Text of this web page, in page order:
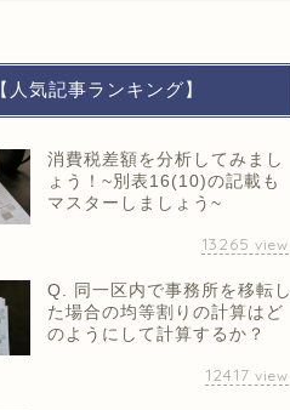
【人気記事ランキング】
消費税差額を分析してみまし
ょう！~別表16(10)の記載も
マスターしましょう~
13265 view
Q. 同一区内で事務所を移転し
た場合の均等割りの計算はど
のようにして計算するか？
12417 view